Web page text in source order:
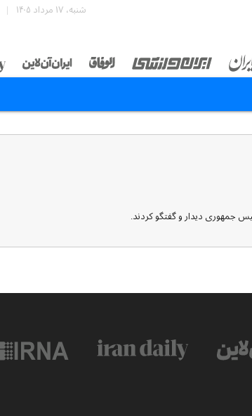
شنبه، ۱۷ مرداد ۱۴۰۵